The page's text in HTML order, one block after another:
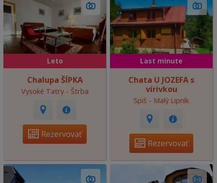
Leto
Chalupa ŠÍPKA
Vysoké Tatry - Štrba
Rezervovať
Last minute
Chata U JOZEFA s
vírivkou
Spiš - Malý Lipník
Rezervovať